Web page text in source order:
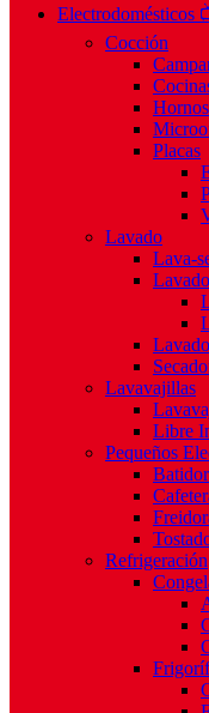
Electrodomésticos
Cocción
Hornos
Placas
Lavado
Lava-
Lavavajillas
Libre
Pequeños
Refrigeración